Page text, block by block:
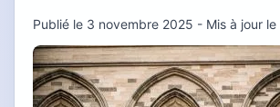
Publié le 3 novembre 2025 - Mis à jour le